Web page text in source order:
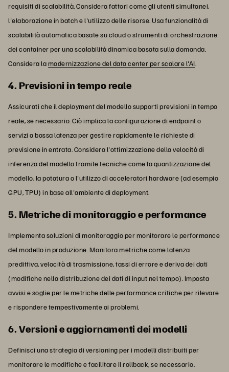
requisiti di scalabilità. Considera fattori come gli utenti simultanei,
l'elaborazione in batch e l'utilizzo delle risorse. Usa funzionalità di
scalabilità automatica basate su cloud o strumenti di orchestrazione
dei container per una scalabilità dinamica basata sulla domanda.
Considera lamodernizzazione del data center per scalare l'AI.
4. Previsioni in tempo reale
Assicurati che il deployment del modello supporti previsioni in tempo
reale, se necessario. Ciò implica la configurazione di endpoint o
servizi a bassa latenza per gestire rapidamente le richieste di
previsione in entrata. Considera l'ottimizzazione della velocità di
inferenza del modello tramite tecniche come la quantizzazione del
modello, la potatura o l'utilizzo di acceleratori hardware (ad esempio
GPU, TPU) in base all'ambiente di deployment.
5. Metriche di monitoraggio e performance
Implementa soluzioni di monitoraggio per monitorare le performance
del modello in produzione. Monitora metriche come latenza
predittiva, velocità di trasmissione, tassi di errore e deriva dei dati
(modifiche nella distribuzione dei dati di input nel tempo). Imposta
avvisi e soglie per le metriche delle performance critiche per rilevare
e rispondere tempestivamente ai problemi.
6. Versioni e aggiornamenti dei modelli
Definisci una strategia di versioning per i modelli distribuiti per
monitorare le modifiche e facilitare il rollback, se necessario.